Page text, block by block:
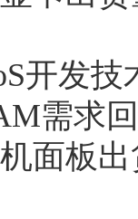
开发
需求
面板